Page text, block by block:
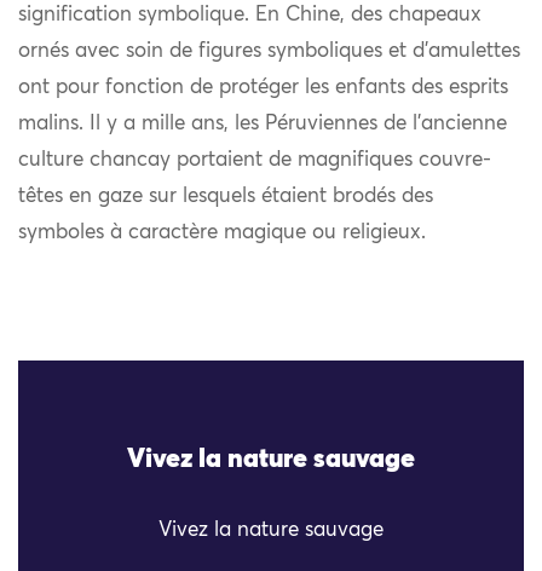
signification symbolique. En Chine, des chapeaux
ornés avec soin de figures symboliques et d’amulettes
ont pour fonction de protéger les enfants des esprits
malins. Il y a mille ans, les Péruviennes de l’ancienne
culture chancay portaient de magnifiques couvre-
têtes en gaze sur lesquels étaient brodés des
symboles à caractère magique ou religieux.
Vivez la nature sauvage
Vivez la nature sauvage